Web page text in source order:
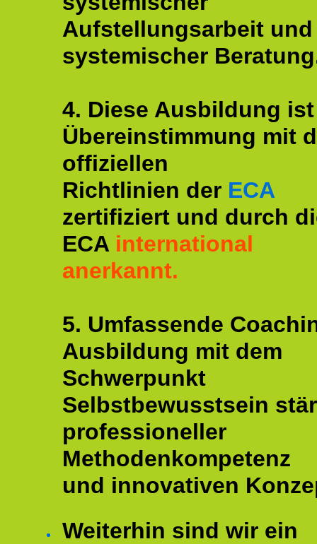
Aufstellungsarbeit und
systemischer
4. Diese Ausbildung
Übereinstimmung mit
offiziellen
Richtlinien der ECA
zertifiziert und durch
ECA international
anerkannt.
5. Umfassende
Ausbildung mit dem
Schwerpunkt
Selbstbewusstsein
professioneller
Methodenkompetenz
und innovativen
Weiterhin sind wir ein